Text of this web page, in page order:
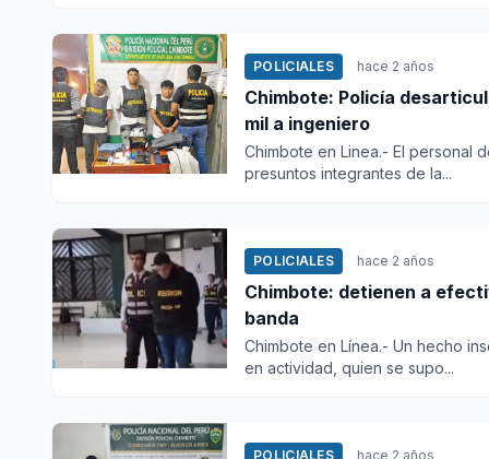
POLICIALES hace 2 años
Chimbote: Policía
mil a ingeniero
Chimbote en Linea.- El personal
presuntos integrantes de la...
POLICIALES hace 2 años
Chimbote: detienen a
banda
Chimbote en Línea.- Un hecho
en actividad, quien se supo...
POLICIALES hace 2 años